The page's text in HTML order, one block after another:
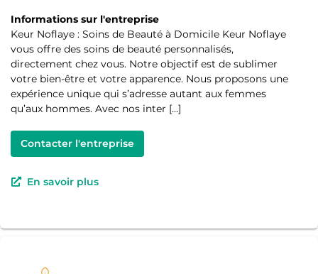
Informations sur l'entreprise
Keur Noflaye : Soins de Beauté à Domicile Keur Noflaye
vous offre des soins de beauté personnalisés,
directement chez vous. Notre objectif est de sublimer
votre bien-être et votre apparence. Nous proposons une
expérience unique qui s’adresse autant aux femmes
qu’aux hommes. Avec nos inter […]
Contacter l'entreprise
En savoir plus